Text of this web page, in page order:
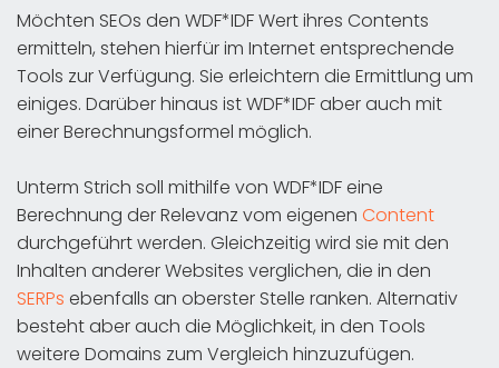
Möchten SEOs den WDF*IDF Wert ihres Contents
ermitteln, stehen hierfür im Internet entsprechende
Tools zur Verfügung. Sie erleichtern die Ermittlung um
einiges. Darüber hinaus ist WDF*IDF aber auch mit
einer Berechnungsformel möglich.
Unterm Strich soll mithilfe von WDF*IDF eine
Berechnung der Relevanz vom eigenen Content
durchgeführt werden. Gleichzeitig wird sie mit den
Inhalten anderer Websites verglichen, die in den
SERPs ebenfalls an oberster Stelle ranken. Alternativ
besteht aber auch die Möglichkeit, in den Tools
weitere Domains zum Vergleich hinzuzufügen.